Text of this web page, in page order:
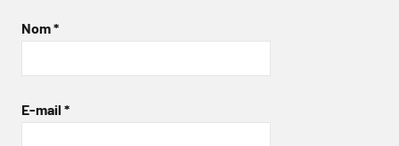
Nom*
E-mail *